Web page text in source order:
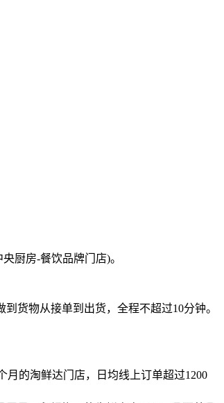
厨房-餐饮品牌门店)。
货物从接单到出货，全程不超过10分钟。
的淘鲜达门店，日均线上订单超过1200